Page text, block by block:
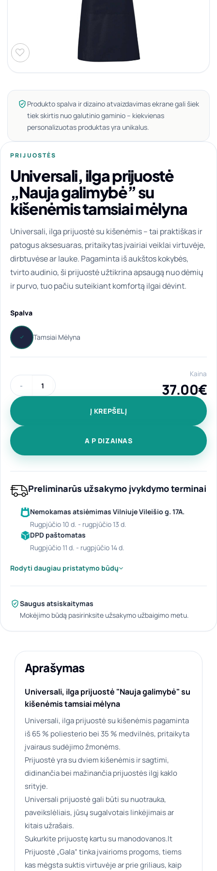
Produkto spalva ir dizaino atvaizdavimas ekrane gali šiek
tiek skirtis nuo galutinio gaminio – kiekvienas
personalizuotas produktas yra unikalus.
PRIJUOSTĖS
Universali, ilga prijuostė
„Nauja galimybė” su
kišenėmis tamsiai mėlyna
Universali, ilga prijuostė su kišenėmis – tai praktiškas ir
patogus aksesuaras, pritaikytas įvairiai veiklai virtuvėje,
dirbtuvėse ar lauke. Pagaminta iš aukštos kokybės,
tvirto audinio, ši prijuostė užtikrina apsaugą nuo dėmių
ir purvo, tuo pačiu suteikiant komfortą ilgai dėvint.
Spalva
produkto kiekis: Universali, ilga prijuostė "Nauja galimybė"
Kaina
37.00€
Į KREPŠELĮ
A P DIZAINAS
Preliminarūs užsakymo įvykdymo terminai
Nemokamas atsiėmimas Vilniuje Vileišio g. 17A.
rugpjūčio 10 d. - rugpjūčio 13 d.
DPD paštomatas
rugpjūčio 11 d. - rugpjūčio 14 d.
Rodyti daugiau pristatymo būdų
Saugus atsiskaitymas
Mokėjimo būdą pasirinksite užsakymo užbaigimo metu.
Aprašymas
Universali, ilga prijuostė "Nauja galimybė" su
kišenėmis tamsiai mėlyna
Universali, ilga prijuostė su kišenėmis pagaminta
iš 65 % poliesterio bei 35 % medvilnės, pritaikyta
įvairaus sudėjimo žmonėms.
Prijuostė yra su dviem kišenėmis ir sagtimi,
didinančia bei mažinančia prijuostės ilgį kaklo
srityje.
Universali prijuostė gali būti su nuotrauka,
paveikslėliais, jūsų sugalvotais linkėjimais ar
kitais užrašais.
Sukurkite prijuostę kartu su manodovanos.lt
Prijuostė „Gala” tinka įvairioms progoms, tiems
kas mėgsta suktis virtuvėje ar prie griliaus, kaip